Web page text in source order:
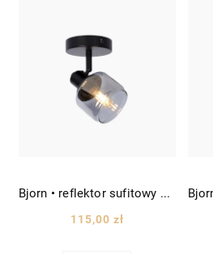
Bjorn • reflektor sufitowy ścienny ruchomy szklany spot wys. 15cm czarny/szkło dymione
115,00 zł